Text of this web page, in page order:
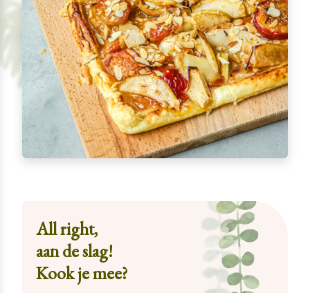
All right,
aan de slag!
Kook je mee?